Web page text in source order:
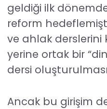
geldiği ilk
reform
ve ahlak derslerini
yerine ortak bir
dersi
Ancak bu girişim